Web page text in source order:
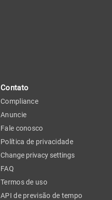
Contato
Compliance
Anuncie
Fale conosco
Política de privacidade
Change privacy settings
FAQ
Termos de uso
API de previsão de tempo